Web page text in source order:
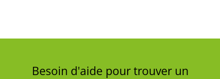
Besoin d'aide pour trouver un